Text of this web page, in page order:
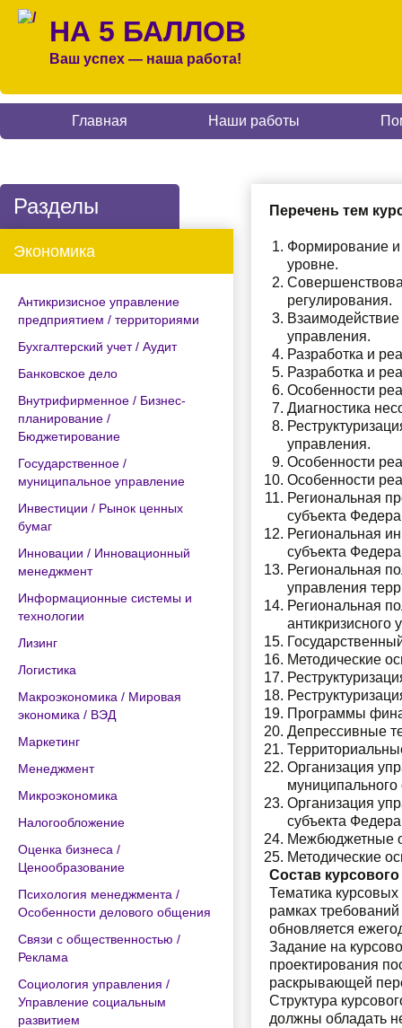
НА 5 БАЛЛОВ
Ваш успех — наша работа!
Главная Наши работы
Разделы
Экономика
Антикризисное управление
предприятием / территориями
Бухгалтерский учет / Аудит
Банковское дело
Внутрифирменное / Бизнес-
планирование /
Бюджетирование
Государственное /
муниципальное управление
Инвестиции / Рынок ценных
бумаг
Инновации / Инновационный
менеджмент
Информационные системы и
технологии
Лизинг
Логистика
Макроэкономика / Мировая
экономика / ВЭД
Маркетинг
Менеджмент
Микроэкономика
Налогообложение
Оценка бизнеса /
Ценообразование
Психология менеджмента /
Особенности делового общения
Связи с общественностью /
Реклама
Социология управления /
Управление социальным
развитием
Перечень тем
Формирование и
уровне.
регулирования.
Взаимодействие
управления.
Разработка и
Разработка и
Особенности
Диагностика
управления.
Особенности
Особенности
Региональная
субъекта
Региональная
субъекта
Региональная
управления
Региональная
антикризисного
Методические
Программы
Депрессивные
Организация
Организация
субъекта
Межбюджетные
Методические
Состав
Тематика
рамках
обновляется
Задание на
проектирования
раскрывающей
Структура
должны обладать